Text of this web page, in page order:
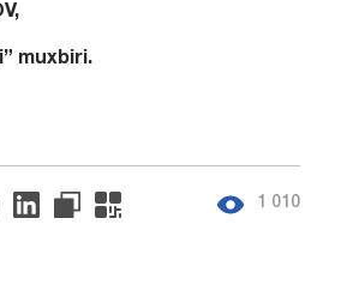
muxbiri.
1 010